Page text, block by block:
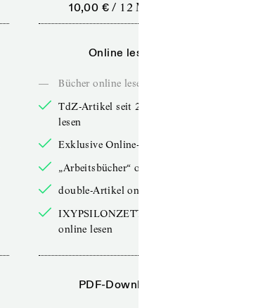
10,00 € / 12 Monate
Online lesen
—
Bücher online lesen
TdZ-Artikel seit 2013 online
lesen
Exklusive Online-Artikel lesen
„Arbeitsbücher“ online lesen
double-Artikel online lesen
IXYPSILONZETT-Artikel
online lesen
PDF-Downloads